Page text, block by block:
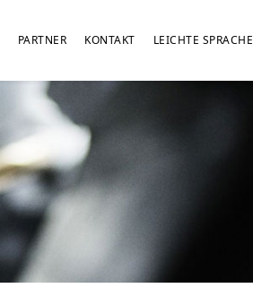
PARTNER KONTAKT LEICHTE SPRACHE